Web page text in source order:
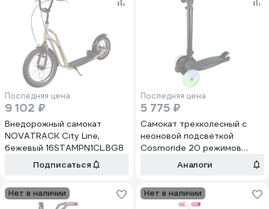
Последняя цена
9 102 ₽
Внедорожный самокат
NOVATRACK City Line,
бежевый 16STAMPN1CL.BG8
Подписаться
Последняя цена
5 775 ₽
Самокат трехколесный с
неоновой подсветкой
Cosmoride 20 режимов
GLOW, черный 058/S1001
Аналоги
Нет в наличии Нет в наличии